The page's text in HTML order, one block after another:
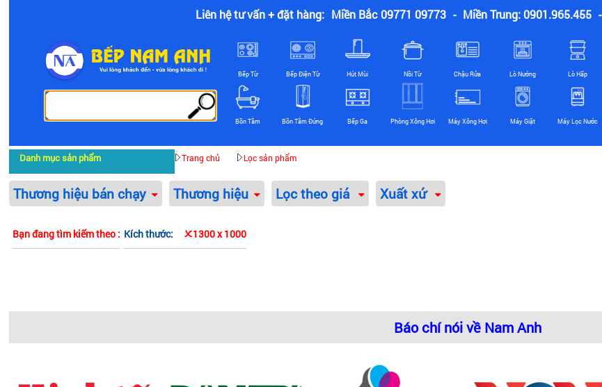
Liên hệ tư vấn + đặt hàng: Miền Bắc 09771 09773 - Miền Trung: 0901.965.455 -
Bếp Từ Bếp Điện Từ Hút Mùi Nồi Từ Chậu Rửa Lò Nướng Lò Hấp
Bồn Tắm Bồn Tắm Đứng Bếp Ga Phòng Xông Hơi Máy Xông Hơi Máy Giặt Máy Lọc Nước
Danh mục sản phẩm Trang chủ Lọc sản phẩm
Thương hiệu bán chạy Thương hiệu Lọc theo giá Xuất xứ
Bạn đang tìm kiếm theo : Kích thước: 1300 x 1000
Báo chí nói về Nam Anh